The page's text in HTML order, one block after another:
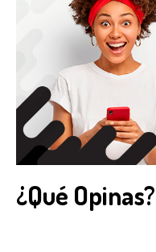
¿Qué Opinas?